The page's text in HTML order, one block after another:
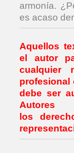
armonía.
es acaso
Aquellos
el autor
cualquier
profesional
debe ser
Autores
los